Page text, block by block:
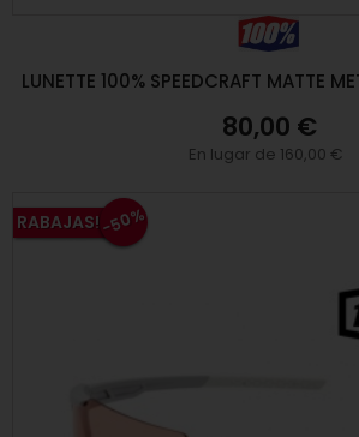
LUNETTE 100% SPEEDCRAFT MATTE
80,00 €
En lugar de 160,00 €
RABAJAS!-50%